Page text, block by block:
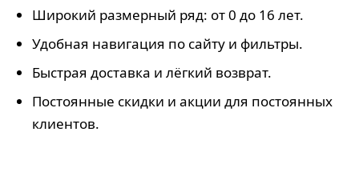
Широкий размерный ряд: от 0 до 16 лет.
Удобная навигация по сайту и фильтры.
Быстрая доставка и лёгкий возврат.
Постоянные скидки и акции для постоянных
клиентов.